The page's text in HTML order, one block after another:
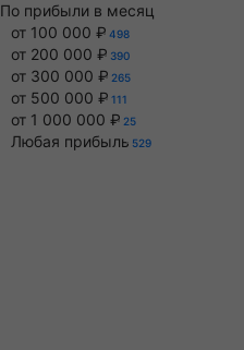
По прибыли в месяц
от 100 000 ₽ 498
от 200 000 ₽ 390
от 300 000 ₽ 265
от 500 000 ₽ 111
от 1 000 000 ₽ 25
Любая прибыль 529